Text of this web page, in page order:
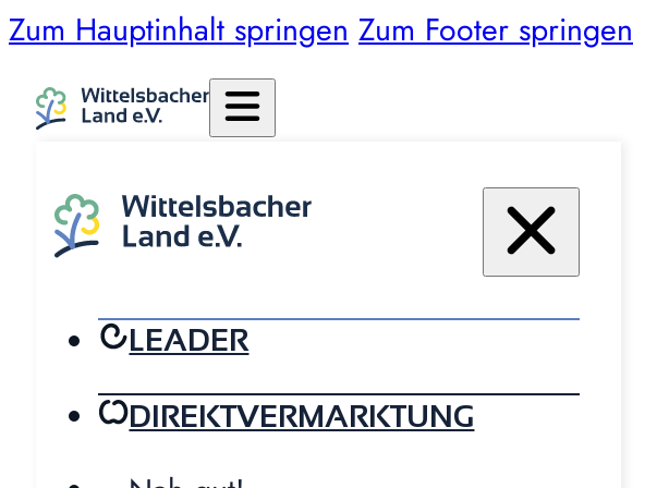
Zum Hauptinhalt springen Zum Footer springen
LEADER
DIREKTVERMARKTUNG